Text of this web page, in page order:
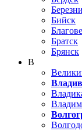
Бийск
Братск
Брянск
В